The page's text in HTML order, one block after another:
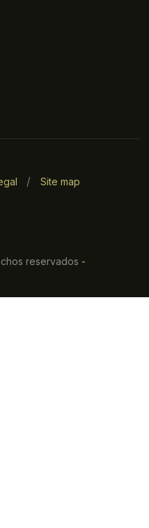
Site map
reservados -